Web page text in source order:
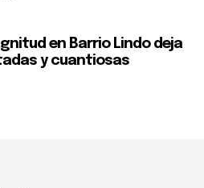
en Barrio Lindo deja
y cuantiosas